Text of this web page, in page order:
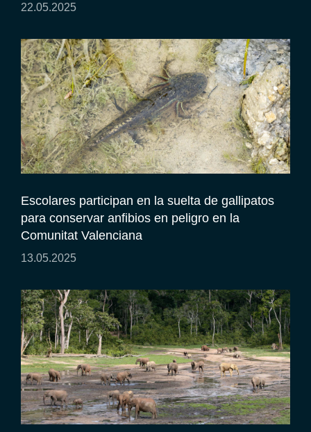
22.05.2025
Escolares participan en la suelta de gallipatos
para conservar anfibios en peligro en la
Comunitat Valenciana
13.05.2025